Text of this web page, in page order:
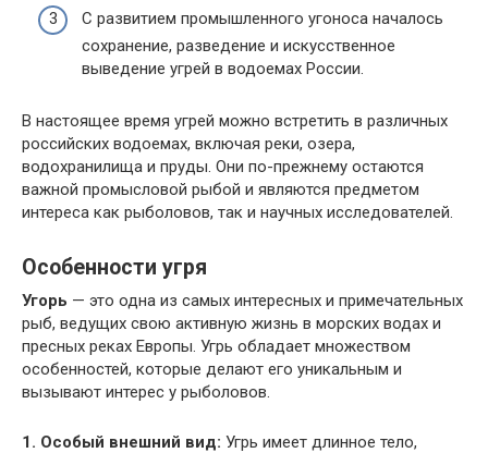
С развитием промышленного угоноса началось
сохранение, разведение и искусственное
выведение угрей в водоемах России.
В настоящее время угрей можно встретить в различных
российских водоемах, включая реки, озера,
водохранилища и пруды. Они по-прежнему остаются
важной промысловой рыбой и являются предметом
интереса как рыболовов, так и научных исследователей.
Особенности угря
Угорь — это одна из самых интересных и примечательных
рыб, ведущих свою активную жизнь в морских водах и
пресных реках Европы. Угрь обладает множеством
особенностей, которые делают его уникальным и
вызывают интерес у рыболовов.
1. Особый внешний вид: Угрь имеет длинное тело,